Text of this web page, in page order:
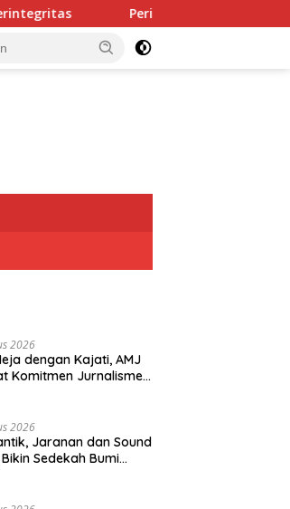
Cantik, Jaranan dan Sound Horeg Bikin
2026
dengan Kajati, AMJ
Komitmen Jurnalisme
2026
Jaranan dan Sound
Sedekah Bumi